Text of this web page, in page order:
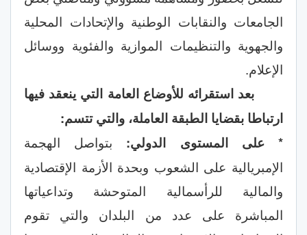
الجامعات والنقابات الوطنية والإتحادات المحلية
والجهوية والتنظيمات الموازية والفئوية ووسائل
الإعلام.
بعد استقرائه للأوضاع العامة التي ينعقد فيها
ارتباطا بقضايا الطبقة العاملة، والتي تتسم:
* على المستوى الدولي: بتواصل الهجمة
الإمبريالية على الشعوب وبحدة الأزمة الإقتصادية
والمالية للرأسمالية المتوحشة وتداعياتها
المباشرة على عدد من البلدان والتي تقوم